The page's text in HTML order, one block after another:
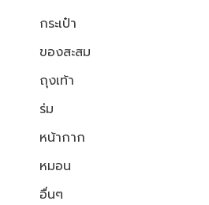
o
r
:
กระเป๋า
ของสะสม
ถุงเท้า
ร่ม
หน้ากาก
หมอน
อื่นๆ